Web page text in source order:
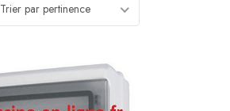
Trier par pertinence